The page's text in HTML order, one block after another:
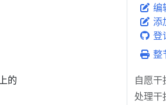
编
添
登
整
自愿干
处理干
的